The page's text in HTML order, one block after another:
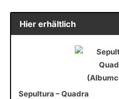
Hier erhältlich
Sepultura – Quadra